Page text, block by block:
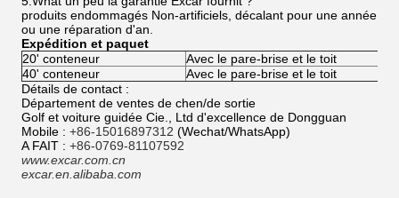
produits endommagés Non-artificiels, décalant pour une année
ou une réparation d'an.
Expédition et paquet
20' conteneur
Avec le pare-brise et le toit
40' conteneur
Avec le pare-brise et le toit
Détails de contact :
Département de ventes de chen/de sortie
Golf et voiture guidée Cie., Ltd d'excellence de Dongguan
Mobile : +86-15016897312 (Wechat/WhatsApp)
A FAIT : +86-0769-81107592
www.excar.com.cn
excar.en.alibaba.com